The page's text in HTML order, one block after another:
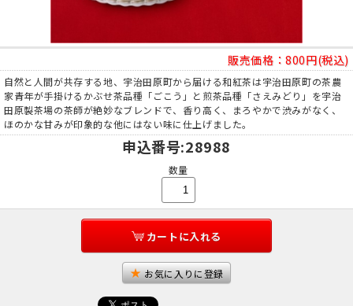
販売価格：800円(税込)
自然と人間が共存する地、宇治田原町から届ける和紅茶は宇治田原町の茶農
家青年が手掛けるかぶせ茶品種「ごこう」と煎茶品種「さえみどり」を宇治
田原製茶場の茶師が絶妙なブレンドで、香り高く、まろやかで渋みがなく、
ほのかな甘みが印象的な他にはない味に仕上げました。
申込番号:28988
数量
カートに入れる
お気に入りに登録